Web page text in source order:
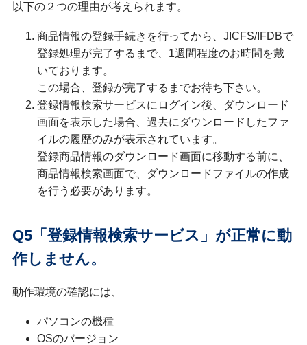
以下の２つの理由が考えられます。
商品情報の登録手続きを行ってから、JICFS/IFDBで
登録処理が完了するまで、1週間程度のお時間を戴
いております。
この場合、登録が完了するまでお待ち下さい。
登録情報検索サービスにログイン後、ダウンロード
画面を表示した場合、過去にダウンロードしたファ
イルの履歴のみが表示されています。
登録商品情報のダウンロード画面に移動する前に、
商品情報検索画面で、ダウンロードファイルの作成
を行う必要があります。
Q5「登録情報検索サービス」が正常に動
作しません。
動作環境の確認には、
パソコンの機種
OSのバージョン